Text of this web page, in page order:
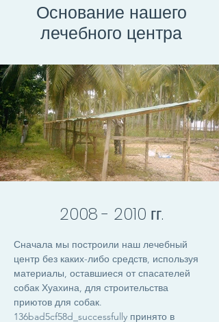
Основание нашего
лечебного центра
2008 - 2010 гг.
Сначала мы построили наш лечебный
центр без каких-либо средств, используя
материалы, оставшиеся от спасателей
собак Хуахина, для строительства
приютов для собак.
136bad5cf58d_successfully принято в